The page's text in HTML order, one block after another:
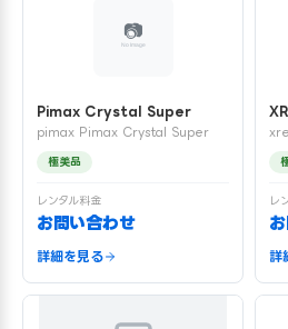
Pimax Crystal Super
pimax Pimax Crystal Super
極美品
レンタル料金
お問い合わせ
詳細を見る
レ
詳